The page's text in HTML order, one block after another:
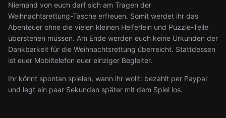
Niemand von euch darf sich am Tragen der
Weihnachtsrettung-Tasche erfreuen. Somit werdet ihr das
Abenteuer ohne die vielen kleinen Helferlein und Puzzle-Teile
überstehen müssen. Am Ende werden euch keine Urkunden der
Dankbarkeit für die Weihnachtsrettung überreicht. Stattdessen
ist euer Mobiltelefon euer einziger Begleiter.
Ihr könnt spontan spielen, wann ihr wollt: bezahlt per Paypal
und legt ein paar Sekunden später mit dem Spiel los.